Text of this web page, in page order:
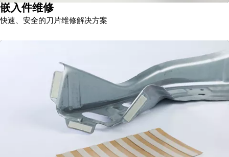
嵌入件维修
快速、安全的刀片维修解决方案